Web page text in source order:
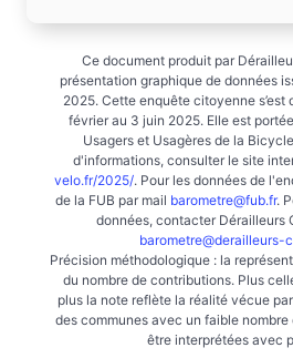
Ce document produit par
présentation graphique de données
2025. Cette enquête citoyenne s’est
février au 3 juin 2025. Elle est
Usagers et Usagères de la
d'informations, consulter le site
velo.fr/2025/. Pour les données de
de la FUB par mail barometre@fub.fr.
données, contacter Dérailleurs
barometre@derailleurs-
Précision méthodologique : la
du nombre de contributions. Plus
plus la note reflète la réalité vécue
des communes avec un faible
être interprétées avec